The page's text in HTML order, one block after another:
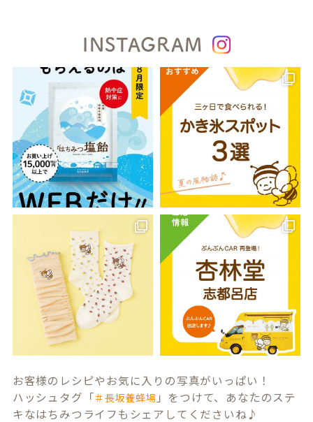
INSTAGRAM
お客様のレシピやお気に入りの写真がいっぱい！
ハッシュタグ「＃長坂養蜂場 」をつけて、あなたのステ
キなはちみつライフもシェアしてくださいね♪